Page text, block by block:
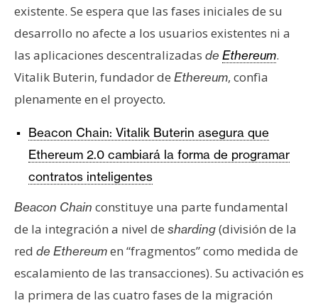
existente. Se espera que las fases iniciales de su
desarrollo no afecte a los usuarios existentes ni a
las aplicaciones descentralizadas de Ethereum.
Vitalik Buterin, fundador de Ethereum, confìa
plenamente en el proyecto.
Beacon Chain: Vitalik Buterin asegura que
Ethereum 2.0 cambiará la forma de programar
contratos inteligentes
Beacon Chain constituye una parte fundamental
de la integración a nivel de sharding(división de la
red de Ethereumen “fragmentos” como medida de
escalamiento de las transacciones). Su activación es
la primera de las cuatro fases de la migración